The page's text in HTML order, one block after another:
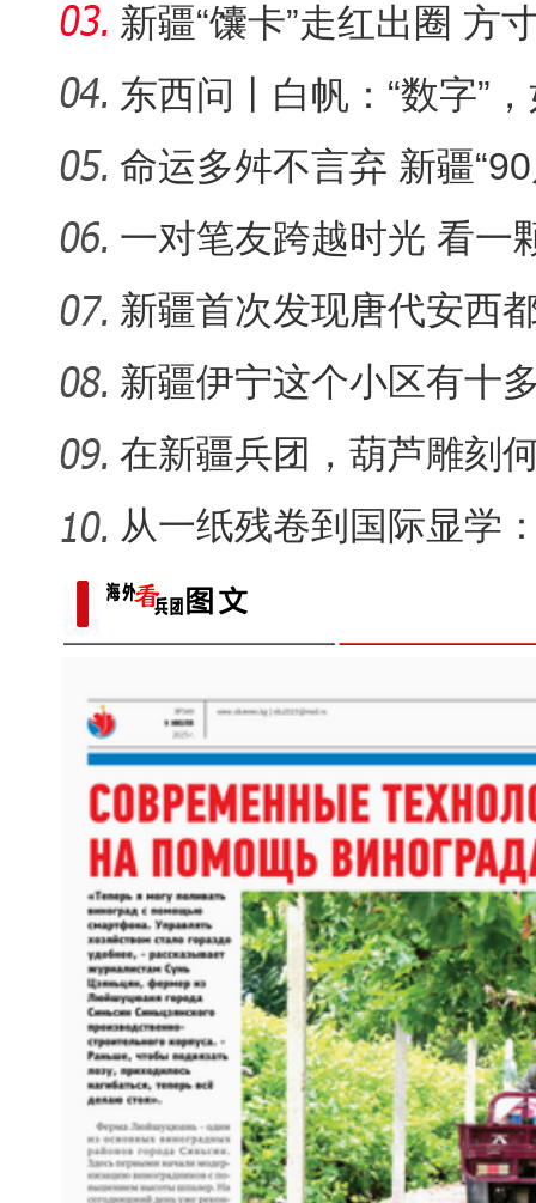
昆玉90名青年奔赴康西瓦：
新疆“馕卡”走红出圈 方
旅名片
东西问丨白帆：“数字”
又出
命运多舛不言弃 新疆
守艺
一对笔友跨越时光 看一
何生长
新疆首次发现唐代安西
葬，系南
新疆伊宁这个小区有十
认“老迪”
在新疆兵团，葫芦雕刻
从一纸残卷到国际显学
出“冷门”